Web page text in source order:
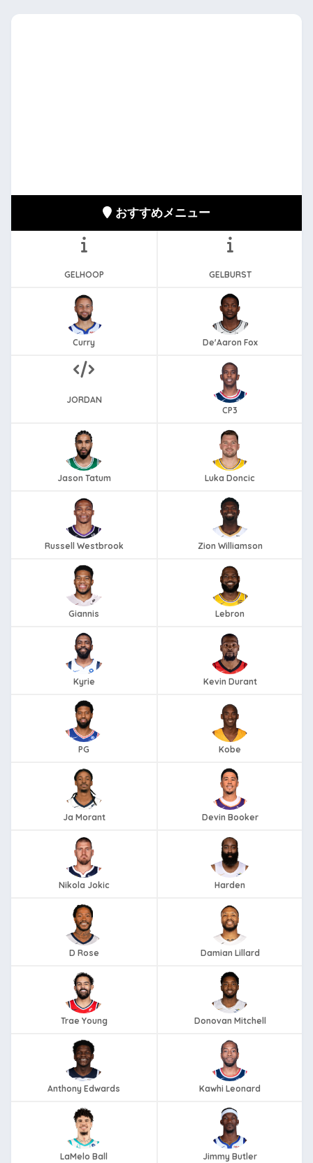
おすすめメニュー
GELHOOP GELBURST
Curry De'Aaron Fox
JORDAN
CP3
Jason Tatum Luka Doncic
Russell Westbrook Zion Williamson
Giannis Lebron
Kyrie Kevin Durant
PG Kobe
Ja Morant Devin Booker
Nikola Jokic Harden
D Rose Damian Lillard
Trae Young Donovan Mitchell
Anthony Edwards Kawhi Leonard
LaMelo Ball Jimmy Butler